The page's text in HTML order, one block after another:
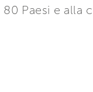
Paesi e alla